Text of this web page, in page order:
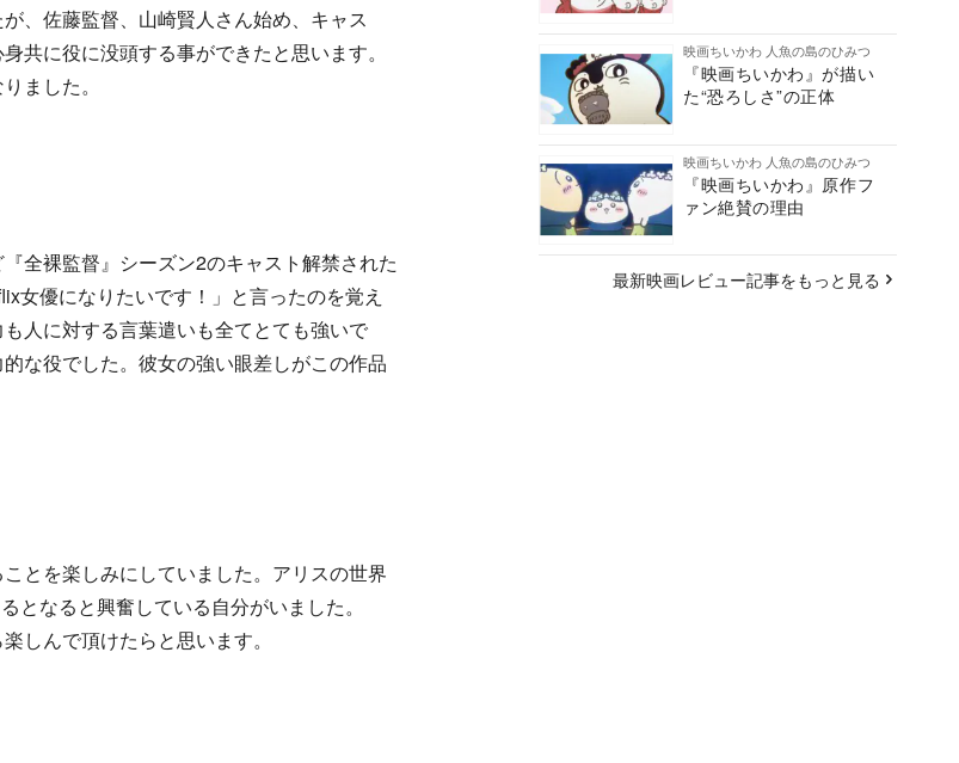
、佐藤監督、山崎賢人さん始め、キャス
共に役に没頭する事ができたと思います。
ました。
全裸監督』シーズン2のキャスト解禁された
女優になりたいです！」と言ったのを覚え
人に対する言葉遣いも全てとても強いで
な役でした。彼女の強い眼差しがこの作品
とを楽しみにしていました。アリスの世界
となると興奮している自分がいました。
しんで頂けたらと思います。
映画ちいかわ 人魚の島のひみつ
『映画ちいかわ』が描い
た“恐ろしさ”の正体
映画ちいかわ 人魚の島のひみつ
『映画ちいかわ』原作フ
ァン絶賛の理由
最新映画レビュー記事をもっと見る